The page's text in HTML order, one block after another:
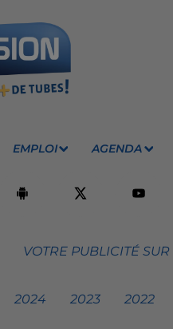
EMPLOI AGENDA
VOTRE PUBLICITÉ
2024 2023 2022